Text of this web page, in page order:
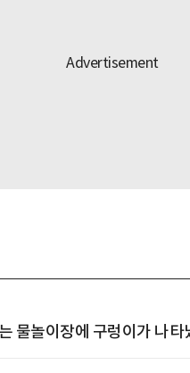
물놀이장에 구렁이가 나타